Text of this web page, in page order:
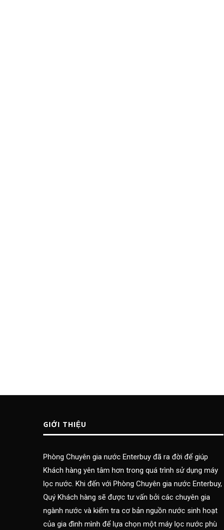
GIỚI THIỆU
Phòng Chuyên gia nước Enterbuy đã ra đời để giúp
Khách hàng yên tâm hơn trong quá trình sử dụng máy
lọc nước. Khi đến với Phòng Chuyên gia nước Enterbuy,
Quý Khách hàng sẽ được tư vấn bởi các chuyên gia
ngành nước và kiểm tra cơ bản nguồn nước sinh hoạt
của gia đình mình để lựa chọn một máy lọc nước phù